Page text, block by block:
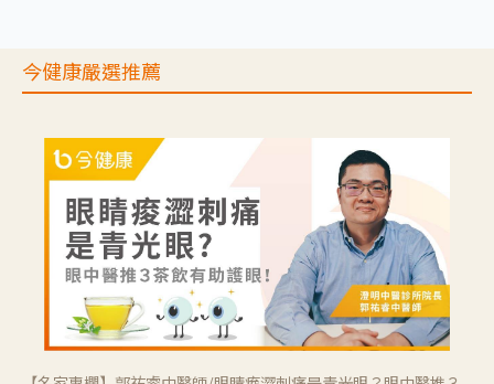
今健康嚴選推薦